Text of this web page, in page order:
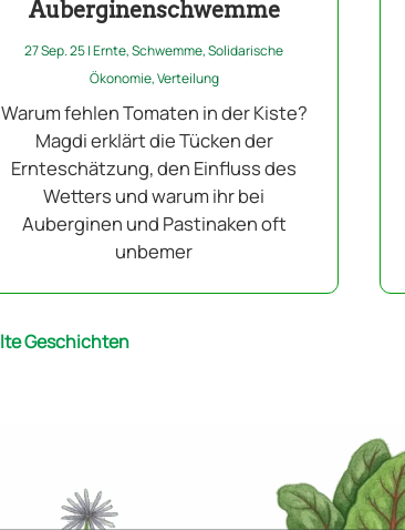
Auberginenschwemme
27 Sep. 25|Ernte,Schwemme,Solidarische
Ökonomie,Verteilung
Warum fehlen Tomaten in der Kiste?
Magdi erklärt die Tücken der
Ernteschätzung, den Einfluss des
Wetters und warum ihr bei
Auberginen und Pastinaken oft
unbemer